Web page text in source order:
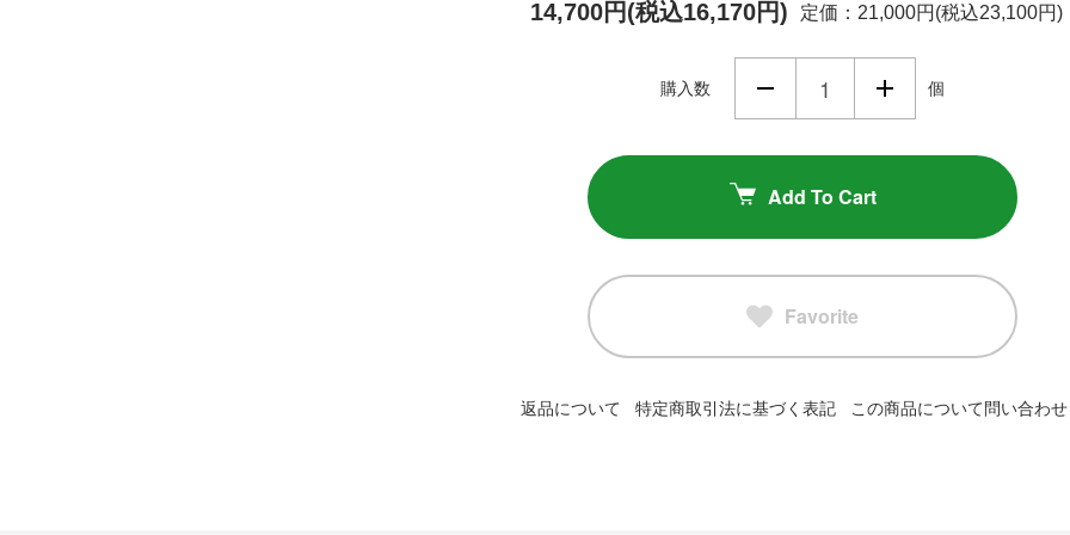
14,700円(税込16,170円) 定価：21,000円(税込23,100円)
購入数 個
Add To Cart
Favorite
返品について 特定商取引法に基づく表記 この商品について問い合わ